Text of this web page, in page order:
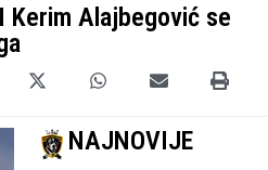
Kerim Alajbegović se
NAJNOVIJE